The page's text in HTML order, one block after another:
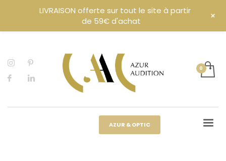
AZUR & OPTIC
LIVRAISON offerte sur tout le site à partir
de 59€ d'achat
+